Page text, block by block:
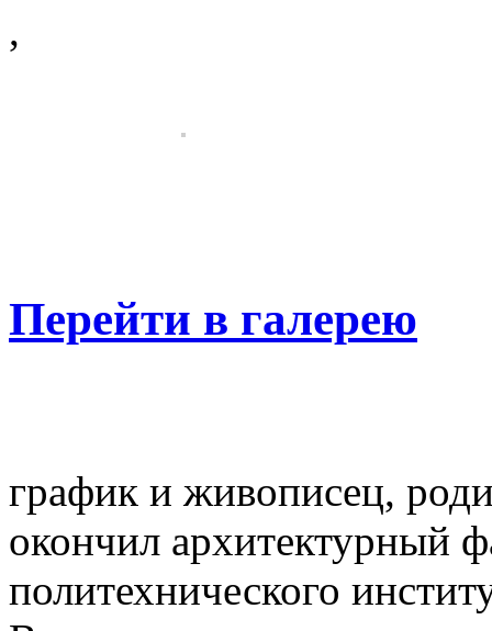
,
Перейти в галерею
график и живописец,
окончил архитектурный
политехнического